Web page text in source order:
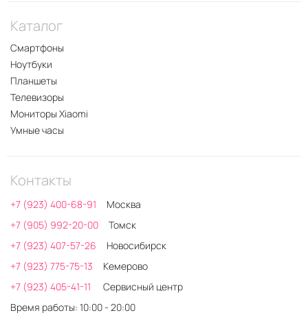
Каталог
Смартфоны
Ноутбуки
Планшеты
Телевизоры
Мониторы Xiaomi
Умные часы
Контакты
+7 (923) 400-68-91
Москва
+7 (905) 992-20-00
Томск
+7 (923) 407-57-26
Новосибирск
+7 (923) 775-75-13
Кемерово
+7 (923) 405-41-11
Сервисный центр
Время работы: 10:00 - 20:00